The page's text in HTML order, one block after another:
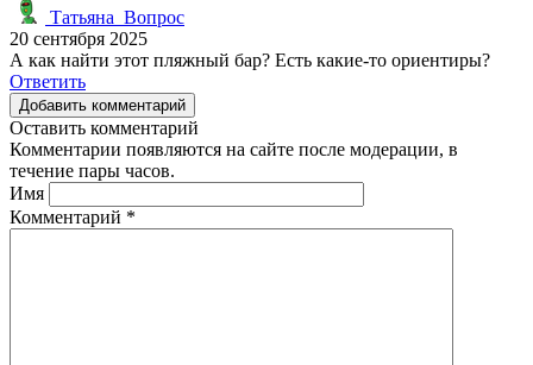
Татьяна_Вопрос
20 сентября 2025
А как найти этот пляжный бар? Есть какие-то ориентиры?
Ответить
Добавить комментарий
Оставить комментарий
Комментарии появляются на сайте после модерации, в
течение пары часов.
Имя
Комментарий *